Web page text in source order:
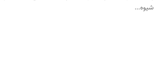
شیوه…